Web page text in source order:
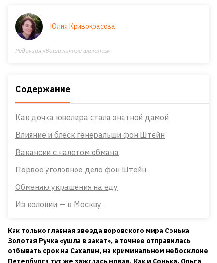
Юлия Кривокрасова
Редакция «Ваши личные финансы»
Содержание
Как дочка ювелира стала знатной дамой
Влияние и блеск генеральши фон Штейн
Вакансии с налетом обмана
Первое уголовное дело фон Штейн
Обменяю украшения на еду
Из колонии — в Москву
Как только главная звезда воровского мира Сонька
Золотая Ручка «ушла в закат», а точнее отправилась
отбывать срок на Сахалин, на криминальном небосклоне
Петербурга тут же зажглась новая. Как и Сонька, Ольга